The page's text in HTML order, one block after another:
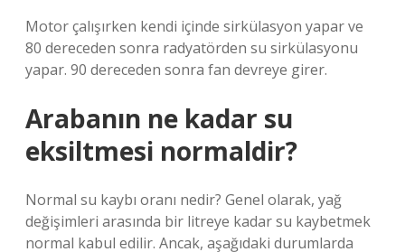
Motor çalışırken kendi içinde sirkülasyon yapar ve
80 dereceden sonra radyatörden su sirkülasyonu
yapar. 90 dereceden sonra fan devreye girer.
Arabanın ne kadar su
eksiltmesi normaldir?
Normal su kaybı oranı nedir? Genel olarak, yağ
değişimleri arasında bir litreye kadar su kaybetmek
normal kabul edilir. Ancak, aşağıdaki durumlarda